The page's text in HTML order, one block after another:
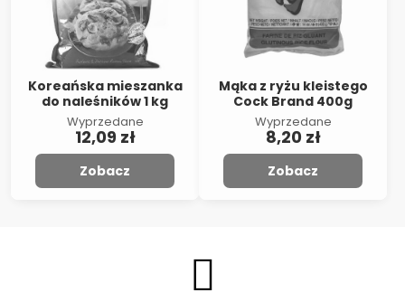
Koreańska mieszanka
do naleśników 1 kg
Wyprzedane
12,09 zł
Zobacz
Mąka z ryżu kleistego
Cock Brand 400g
Wyprzedane
8,20 zł
Zobacz